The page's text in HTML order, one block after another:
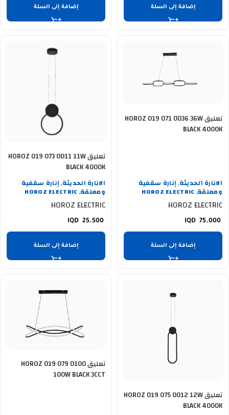
إضافة إلى السلة إضافة إلى السلة
تعليق HOROZ 019 071 0036 36W
BLACK 4000K
الانارة الحديثة, إنارة سقفية
ومعلقة,
HOROZ ELECTRIC
HOROZ ELECTRIC
75.000
إضافة إلى السلة
تعليق HOROZ 019 073 0011 11W
BLACK 4000K
الانارة الحديثة, إنارة سقفية
ومعلقة,
HOROZ ELECTRIC
HOROZ ELECTRIC
25.500
إضافة إلى السلة
تعليق HOROZ 019 075 0012 12W
BLACK 4000K
تعليق HOROZ 019 079 0100
100W BLACK 3CCT